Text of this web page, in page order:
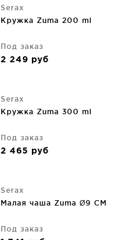
Serax
Кружка Zuma 200 ml
Под заказ
2 249 руб
Serax
Кружка Zuma 300 ml
Под заказ
2 465 руб
Serax
Малая чаша Zuma Ø9 CM
Под заказ